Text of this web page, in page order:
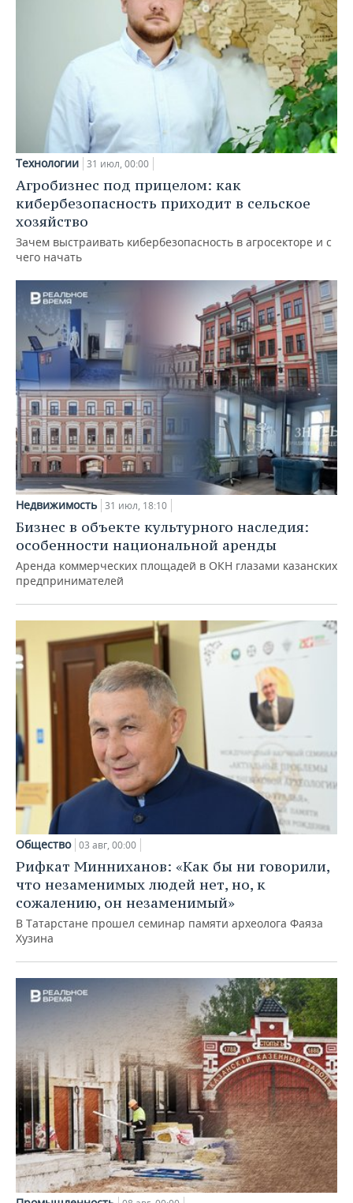
Технологии 31 июл, 00:00
Агробизнес под прицелом: как
кибербезопасность приходит в сельское
хозяйство
Зачем выстраивать кибербезопасность в агросекторе и с
чего начать
Недвижимость 31 июл, 18:10
Бизнес в объекте культурного наследия:
особенности национальной аренды
Аренда коммерческих площадей в ОКН глазами казанских
предпринимателей
Общество 03 авг, 00:00
Рифкат Минниханов: «Как бы ни говорили,
что незаменимых людей нет, но, к
сожалению, он незаменимый»
В Татарстане прошел семинар памяти археолога Фаяза
Хузина